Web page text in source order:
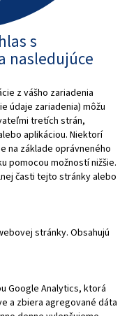
s
nasledujúce
z vášho zariadenia
údaje zariadenia) môžu
tretích strán,
aplikáciou. Niektorí
na základe oprávneného
pomocou možností nižšie.
časti tejto stránky alebo
stránky. Obsahujú
Google Analytics, ktorá
a zbiera agregované dáta